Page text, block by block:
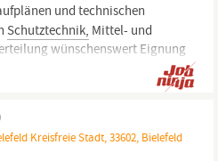
und technischen
Schutztechnik, Mittel- und
wünschenswert Eignung
als
d) Dein zukünftiges
Kreisfreie Stadt, 33602, Bielefeld